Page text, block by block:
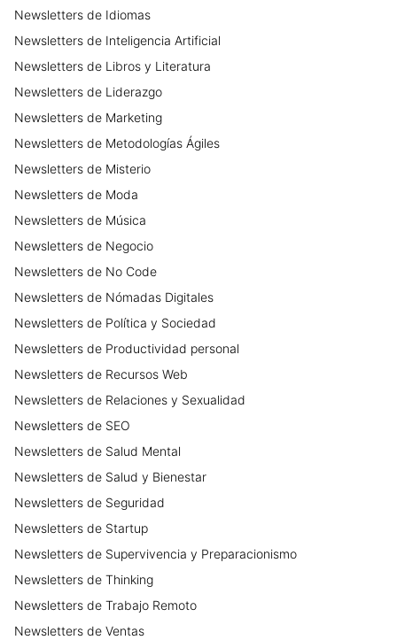
Newsletters de Idiomas
Newsletters de Inteligencia Artificial
Newsletters de Libros y Literatura
Newsletters de Liderazgo
Newsletters de Marketing
Newsletters de Metodologías Ágiles
Newsletters de Misterio
Newsletters de Moda
Newsletters de Música
Newsletters de Negocio
Newsletters de No Code
Newsletters de Nómadas Digitales
Newsletters de Política y Sociedad
Newsletters de Productividad personal
Newsletters de Recursos Web
Newsletters de Relaciones y Sexualidad
Newsletters de SEO
Newsletters de Salud Mental
Newsletters de Salud y Bienestar
Newsletters de Seguridad
Newsletters de Startup
Newsletters de Supervivencia y Preparacionismo
Newsletters de Thinking
Newsletters de Trabajo Remoto
Newsletters de Ventas